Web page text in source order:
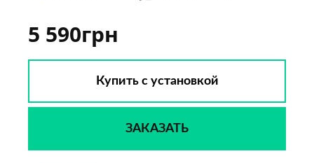
5 590грн
Купить с установкой
ЗАКАЗАТЬ